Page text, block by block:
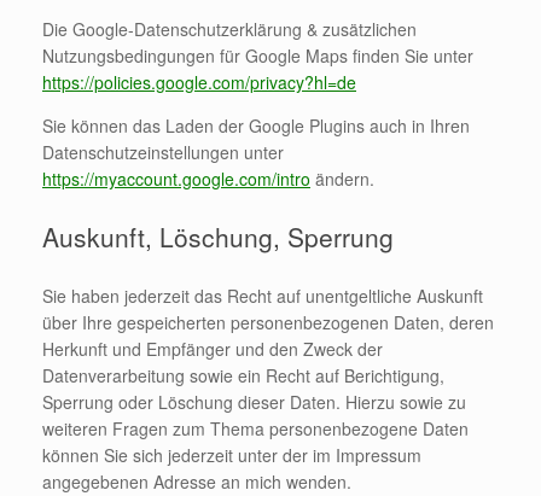
Die Google-Datenschutzerklärung & zusätzlichen
Nutzungsbedingungen für Google Maps finden Sie unter
https://policies.google.com/privacy?hl=de
Sie können das Laden der Google Plugins auch in Ihren
Datenschutzeinstellungen unter
https://myaccount.google.com/intro ändern.
Auskunft, Löschung, Sperrung
Sie haben jederzeit das Recht auf unentgeltliche Auskunft
über Ihre gespeicherten personenbezogenen Daten, deren
Herkunft und Empfänger und den Zweck der
Datenverarbeitung sowie ein Recht auf Berichtigung,
Sperrung oder Löschung dieser Daten. Hierzu sowie zu
weiteren Fragen zum Thema personenbezogene Daten
können Sie sich jederzeit unter der im Impressum
angegebenen Adresse an mich wenden.